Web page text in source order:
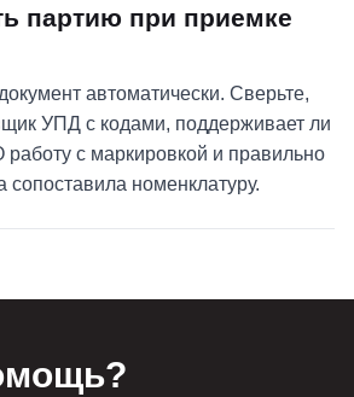
партию при приемке
автоматически. Сверьте,
УПД с кодами, поддерживает ли
с маркировкой и правильно
сопоставила номенклатуру.